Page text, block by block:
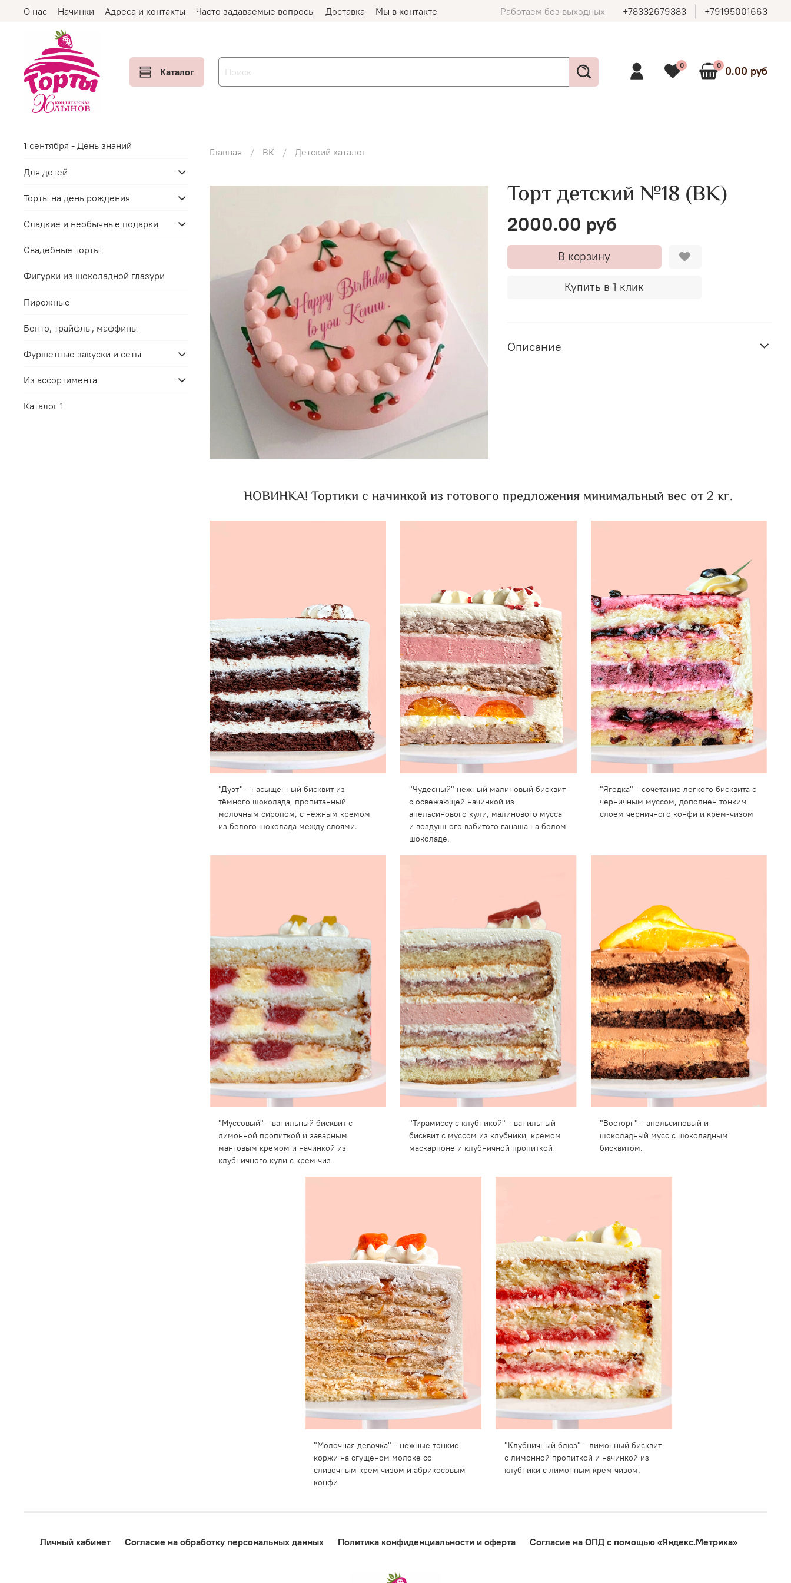
О нас Начинки Адреса и контакты Часто задаваемые вопросы Доставка Мы в контакте Работаем без выходных +78332679383 +79195001663
Каталог
0 0 0.00 руб
Главная ВК Детский каталог
Торт детский №18 (ВК)
2000.00 руб
В корзину
Купить в 1 клик
Описание
НОВИНКА! Тортики с начинкой из готового предложения минимальный вес от 2 кг.
"Дуэт" - насыщенный бисквит из
тёмного шоколада, пропитанный
молочным сиропом, с нежным кремом
из белого шоколада между слоями.
"Чудесный" нежный малиновый бисквит
с освежающей начинкой из
апельсинового кули, малинового мусса
и воздушного взбитого ганаша на белом
шоколаде.
"Ягодка" - сочетание легкого бисквита с
черничным муссом, дополнен тонким
слоем черничного конфи и крем-чизом
"Муссовый" - ванильный бисквит с
лимонной пропиткой и заварным
манговым кремом и начинкой из
клубничного кули с крем чиз
"Тирамиссу с клубникой" - ванильный
бисквит с муссом из клубники, кремом
маскарпоне и клубничной пропиткой
"Восторг" - апельсиновый и
шоколадный мусс с шоколадным
бисквитом.
"Молочная девочка" - нежные тонкие
коржи на сгущеном молоке со
сливочным крем чизом и абрикосовым
конфи
"Клубничный блюз" - лимонный бисквит
с лимонной пропиткой и начинкой из
клубники с лимонным крем чизом.
1 сентября - День знаний
Для детей
Торты на день рождения
Сладкие и необычные подарки
Свадебные торты
Фигурки из шоколадной глазури
Пирожные
Бенто, трайфлы, маффины
Фуршетные закуски и сеты
Из ассортимента
Каталог 1
Личный кабинет Согласие на обработку персональных данных Политика конфиденциальности и оферта Согласие на ОПД с помощью «Яндекс.Метрика»